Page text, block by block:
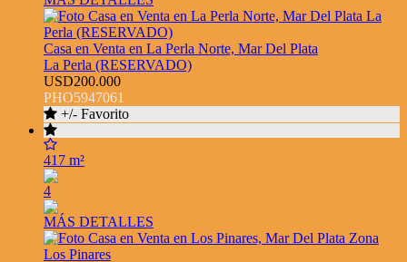
Casa en Venta en La Perla Norte, Mar Del Plata
La Perla (RESERVADO)
USD200.000
PHO5947061
+/- Favorito
417 m²
4
MÁS DETALLES